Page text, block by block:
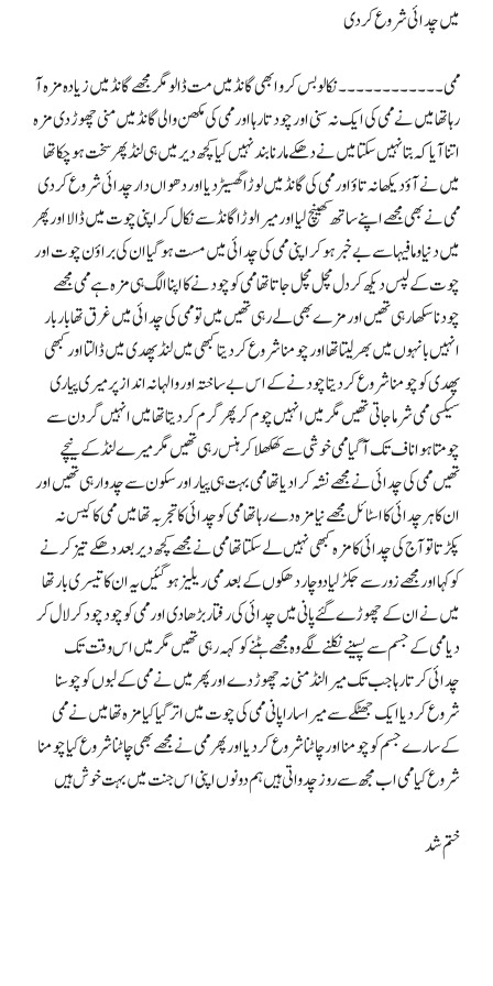
میں چدائی شروع کر دی
ممی۔۔۔۔۔۔۔۔۔۔۔۔ نکالو بس کرو ابھی گانڈ میں مت ڈالو مگر مجھے گانڈ میں زیادہ مزہ آ
رہا تھا میں نے ممی کی ایک نہ سنی اور چودتا رہا اور ممی کی مکھن والی گانڈ میں منی چھوڑ دی مزہ
اتنا آیا کہ بتا نہیں سکتا میں نے دھکے مارنا بند نہیں کیا کچھ دیر میں ہی لنڈ پھر سخت ہو چکا تھا
میں نے آؤ دیکھا نہ تاؤ اور ممی کی گانڈ میں لوڑا گھسیڑ دیا اور دھواں دار چدائی شروع کر دی
ممی نے بھی مجھے اپنے ساتھ کھینچ لیا اور میرا لوڑا گانڈ سے نکال کر اپنی چوت میں ڈالا اور پھر
میں دنیا و مافیہا سے بے خبر ہو کر اپنی ممی کی چدائی میں مست ہو گیا ان کی براؤن چوت اور
چوت کے لپس دیکھ کر دل مچل مچل جاتا تھا ممی کو چودنے کا اپنا الگ ہی مزہ ہے ممی مجھے
چودنا سکھا رہی تھیں اور مزے بھی لے رہی تھیں میں تو ممی کی چدائی میں غرق تھا بار بار
انہیں بانہوں میں بھر لیتا تھا اور چومنا شروع کر دیتا کبھی میں لنڈ پھدی میں ڈالتا اور کبھی
پھدی کو چومنا شروع کر دیتا چودنے کے اس بے ساختہ اور والہانہ انداز پر میری پیاری
سیکسی ممی شرما جاتی تھیں مگر میں انہیں چوم کر پھر گرم کر دیتا تھا میں انہیں گردن سے
چومتا ہوا ناف تک آگیا ممی خوشی سے کھکھلا کر ہنس رہی تھیں مگر میرے لنڈ کے نیچے
تھیں ممی کی چدائی نے مجھے نشہ کرا دیا تھا ممی بہت ہی پیار اور سکون سے چدوا رہی تھیں اور
ان کا ہر چدائی کا اسٹائل مجھے نیا مزہ دے رہا تھا ممی کو چدائی کا تجربہ تھا میں ممی کا کیس نہ
پکڑتا تو آج کی چدائی کا مزہ کبھی نہیں لے سکتا تھا ممی نے مجھے کچھ دیر بعد دھکے تیز کرنے
کو کہا اور مجھے زور سے جکڑ لیا دو چار دھکوں کے بعد ممی ریلیز ہو گئیں یہ ان کا تیسری بار تھا
میں نے ان کے چھوڑے گئے پانی میں چدائی کی رفتار بڑھا دی اور ممی کو چود چود کر لال کر
دیا ممی کے جسم سے پسینے نکلنے لگے وہ مجھے ہٹنے کو کہہ رہی تھیں مگر میں اس وقت تک
چدائی کرتا رہا جب تک میرا لنڈ منی نہ چھوڑ دے اور پھر میں نے ممی کے لبوں کو چوسنا
شروع کر دیا ایک جھٹکے سے میرا سارا پانی ممی کی چوت میں اتر گیا کیا مزہ تھا میں نے ممی
کے سارے جسم کو چومنا اور چاٹنا شروع کر دیا اور پھر ممی نے مجھے بھی چاٹنا شروع کیا چومنا
شروع کیا ممی اب مجھ سے روز چدواتی ہیں ہم دونوں اپنی اس جنت میں بہت خوش ہیں
ختم شد